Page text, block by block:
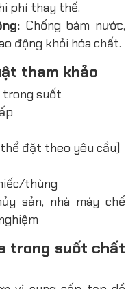
phí thay thế.
Chống bám nước,
động khỏi hóa chất.
tham khảo
trong suốt
thể đặt theo yêu cầu)
thùng
sản, nhà máy chế
trong suốt chất